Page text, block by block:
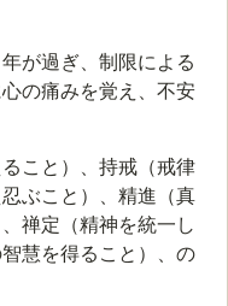
が過ぎ、制限による
の痛みを覚え、不安
こと）、持戒（戒律
ぶこと）、精進（真
禅定（精神を統一し
慧を得ること）、の